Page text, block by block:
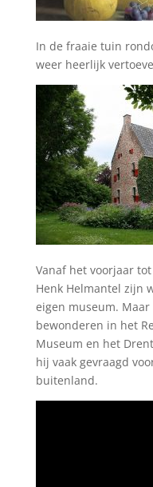
In de fraaie tuin
weer heerlijk
Vanaf het voorjaar
Henk Helmantel zijn
eigen museum.
bewonderen in het
Museum en het
hij vaak gevraagd
buitenland.